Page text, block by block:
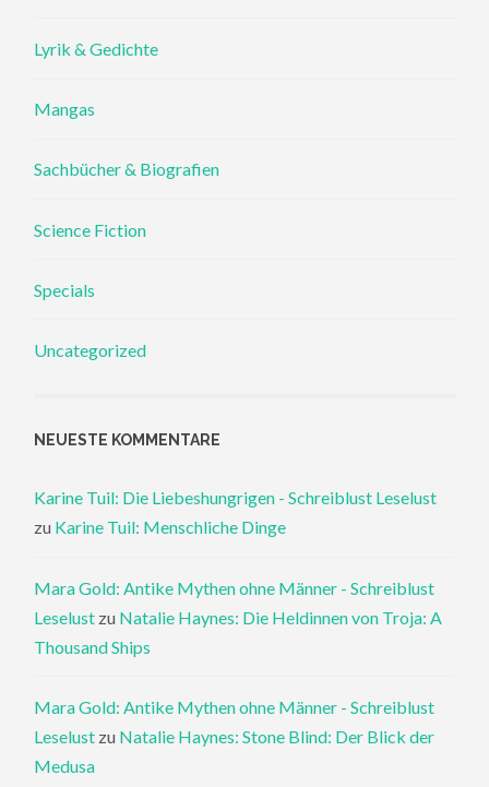
Lyrik & Gedichte
Mangas
Sachbücher & Biografien
Science Fiction
Specials
Uncategorized
NEUESTE KOMMENTARE
Karine Tuil: Die Liebeshungrigen - Schreiblust Leselust
zu Karine Tuil: Menschliche Dinge
Mara Gold: Antike Mythen ohne Männer - Schreiblust
Leselust zu Natalie Haynes: Die Heldinnen von Troja: A
Thousand Ships
Mara Gold: Antike Mythen ohne Männer - Schreiblust
Leselust zu Natalie Haynes: Stone Blind: Der Blick der
Medusa